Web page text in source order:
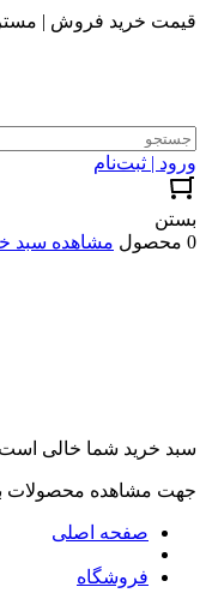
قیمت خرید فروش |
ورود | ثبت‌نام
بستن
0 محصول
مشاهده سبد
سبد خرید شما خالی
جهت مشاهده محصولات
صفحه اصلی
فروشگاه